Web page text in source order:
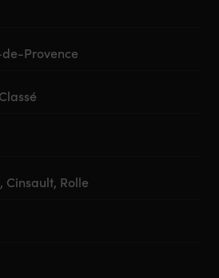
Provence
Cinsault, Rolle